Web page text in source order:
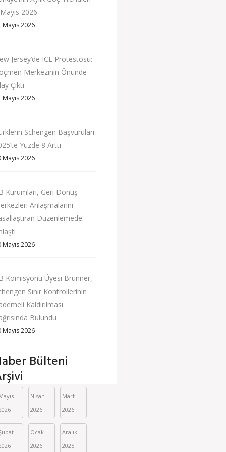
2026
Mayıs 2026
Jersey’de ICE Protestosu:
Merkezinin Önünde
Çıktı
Mayıs 2026
Schengen Başvuruları
Yüzde 8 Arttı
Mayıs 2026
Kurumları, Geri Dönüş
Anlaşmalarını
Düzenlemede
Mayıs 2026
Komisyonu Üyesi Brunner,
Sınır Kontrollerinin
Kaldırılması
Bulundu
Mayıs 2026
Bülteni
Nisan
2026
Mart
2026
Ocak
2026
Aralık
2025